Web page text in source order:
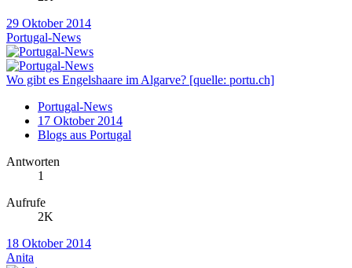
29 Oktober 2014
Portugal-News
Wo gibt es Engelshaare im Algarve? [quelle: portu.ch]
Portugal-News
17 Oktober 2014
Blogs aus Portugal
Antworten
1
Aufrufe
2K
18 Oktober 2014
Anita